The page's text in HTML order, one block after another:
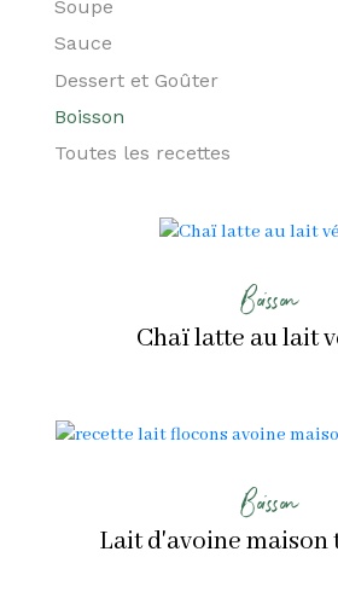
Soupe
Sauce
Dessert et Goûter
Boisson
Toutes les recettes
Boisson
Chaï latte au lait
Boisson
Lait d'avoine maison